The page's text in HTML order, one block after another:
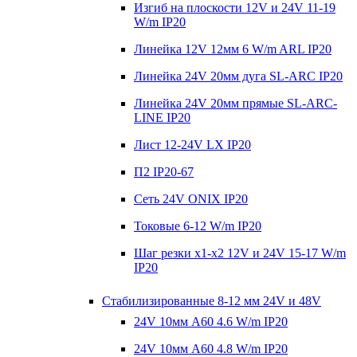
Изгиб на плоскости 12V и 24V 11-19
W/m IP20
Линейка 12V 12мм 6 W/m ARL IP20
Линейка 24V 20мм дуга SL-ARC IP20
Линейка 24V 20мм прямые SL-ARC-
LINE IP20
Лист 12-24V LX IP20
П2 IP20-67
Сеть 24V ONIX IP20
Токовые 6-12 W/m IP20
Шаг резки х1-x2 12V и 24V 15-17 W/m
IP20
Стабилизированные 8-12 мм 24V и 48V
24V 10мм A60 4.6 W/m IP20
24V 10мм A60 4.8 W/m IP20